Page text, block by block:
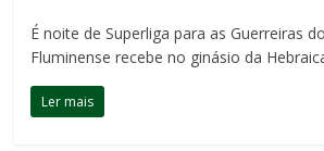
É noite de Superliga para as Guerreiras
Fluminense recebe no ginásio da
Ler mais